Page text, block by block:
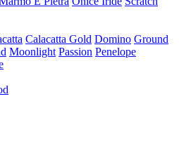
Calacatta Gold Domino Ground
Moonlight Passion Penelope